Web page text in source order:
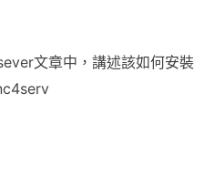
文章中，講述該如何安裝